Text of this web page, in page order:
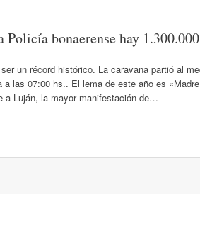
bonaerense hay
un récord histórico. La caravana partió al
las 07:00 hs.. El lema de este año es
a Luján, la mayor manifestación de…